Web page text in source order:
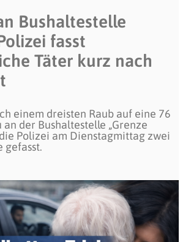
Bushaltestelle
fasst
Täter kurz nach
einem dreisten Raub auf eine 76
der Bushaltestelle „Grenze
Polizei am Dienstagmittag zwei
gefasst.